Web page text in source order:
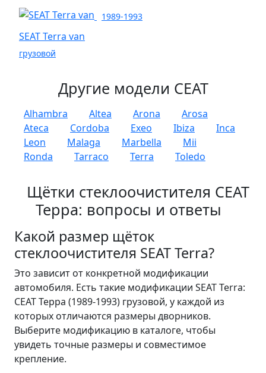
1989-1993
SEAT Terra van
грузовой
Другие модели СЕАТ
Alhambra Altea Arona
Arosa
Ateca
Cordoba Exeo Ibiza
Inca
Leon
Malaga Marbella
Mii
Ronda
Tarraco Terra Toledo
Щётки стеклоочистителя СЕАТ
Терра: вопросы и ответы
Какой размер щёток
стеклоочистителя SEAT Terra?
Это зависит от конкретной модификации
автомобиля. Есть такие модификации SEAT Terra:
СЕАТ Терра (1989-1993) грузовой, у каждой из
которых отличаются размеры дворников.
Выберите модификацию в каталоге, чтобы
увидеть точные размеры и совместимое
крепление.